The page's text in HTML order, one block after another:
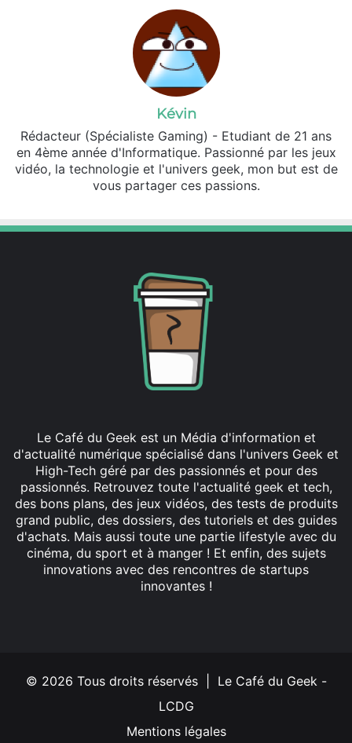
Kévin
Rédacteur (Spécialiste Gaming) - Etudiant de 21 ans
en 4ème année d'Informatique. Passionné par les jeux
vidéo, la technologie et l'univers geek, mon but est de
vous partager ces passions.
Le Café du Geek est un Média d'information et
d'actualité numérique spécialisé dans l'univers Geek et
High-Tech géré par des passionnés et pour des
passionnés. Retrouvez toute l'actualité geek et tech,
des bons plans, des jeux vidéos, des tests de produits
grand public, des dossiers, des tutoriels et des guides
d'achats. Mais aussi toute une partie lifestyle avec du
cinéma, du sport et à manger ! Et enfin, des sujets
innovations avec des rencontres de startups
innovantes !
© 2026 Tous droits réservés | Le Café du Geek -
LCDG
Mentions légales